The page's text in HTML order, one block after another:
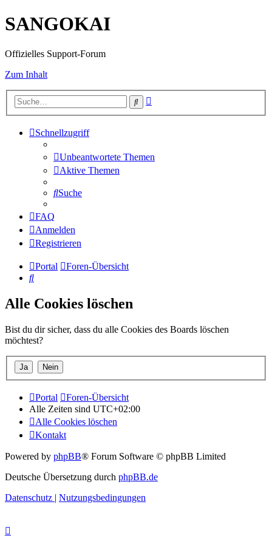
SANGOKAI
Offizielles Support-Forum
Zum Inhalt
Suche
Schnellzugriff
Unbeantwortete Themen
Aktive Themen
Suche
FAQ
Anmelden
Registrieren
Portal
Foren-Übersicht
Suche
Alle Cookies löschen
Bist du dir sicher, dass du alle Cookies des Boards löschen
möchtest?
Portal
Foren-Übersicht
Alle Zeiten sind UTC+02:00
Alle Cookies löschen
Kontakt
Powered by phpBB® Forum Software © phpBB Limited
Deutsche Übersetzung durch phpBB.de
Datenschutz | Nutzungsbedingungen